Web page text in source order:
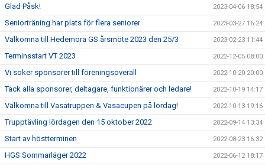
Glad Påsk! 2023-04-06 18:54
Seniorträning har plats för flera seniorer 2023-03-27 16:24
Välkomna till Hedemora GS årsmöte 2023 den 25/3 2023-02-23 11:44
Terminsstart VT 2023 2022-12-05 08:00
Vi söker sponsorer till föreningsoverall 2022-10-20 20:00
Tack alla sponsorer, deltagare, funktionärer och ledare! 2022-10-19 14:17
Välkomna till Vasatruppen & Vasacupen på lördag! 2022-10-13 19:16
Trupptävling lördagen den 15 oktober 2022 2022-09-14 13:34
Start av höstterminen 2022-08-23 16:32
HGS Sommarläger 2022 2022-06-12 18:17